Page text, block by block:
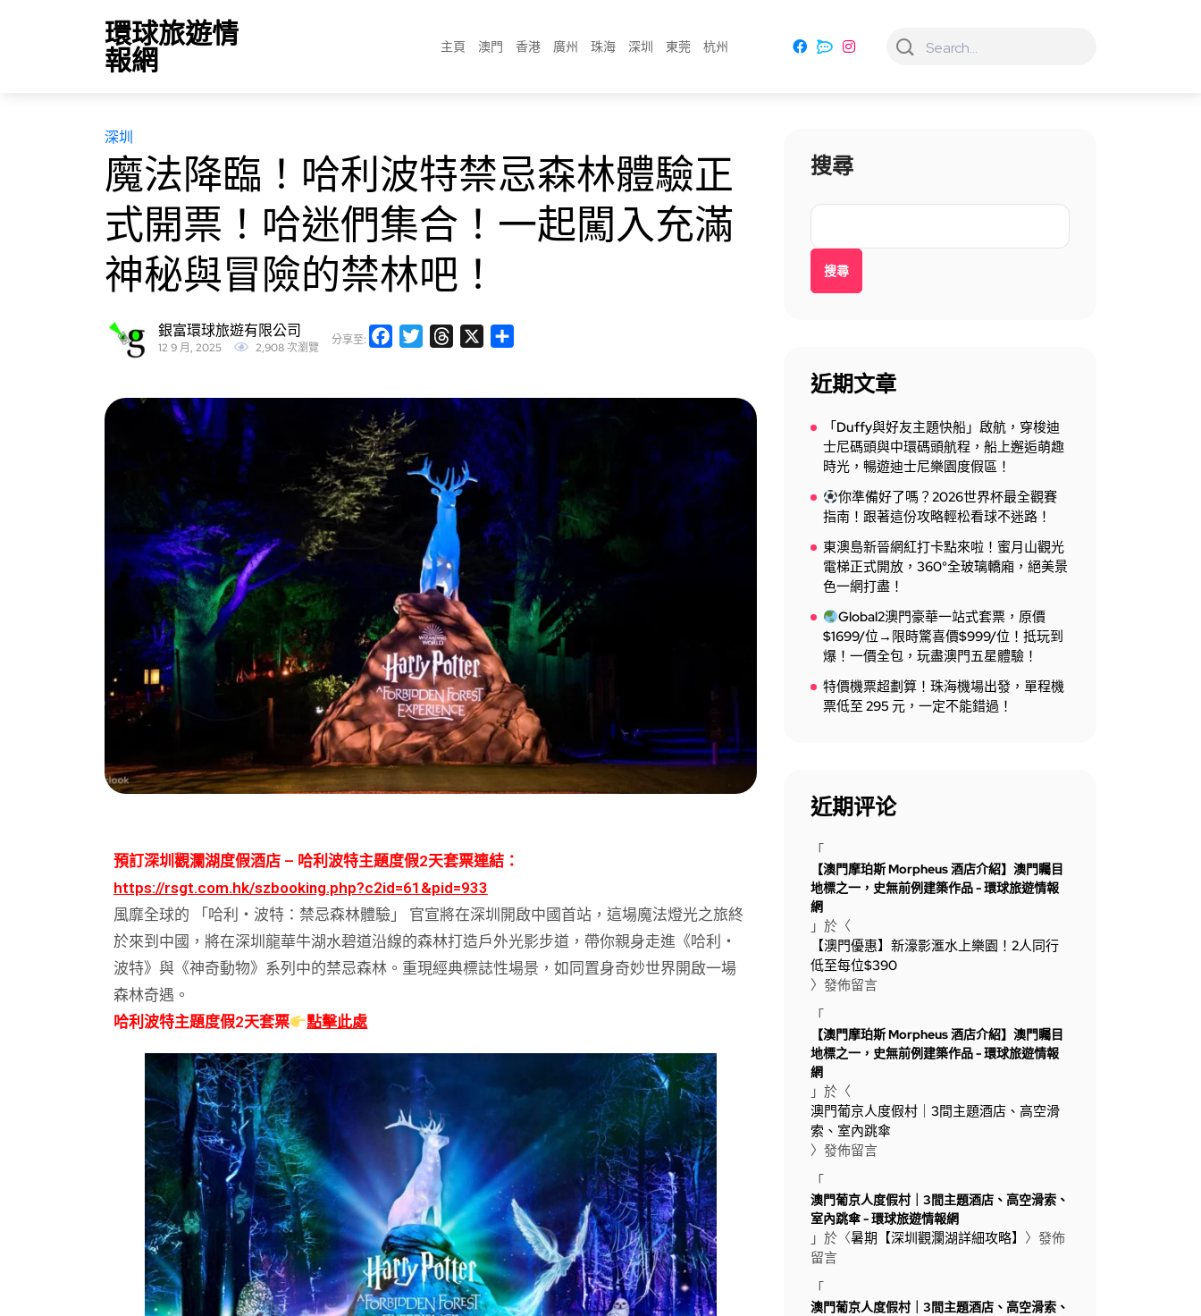
環球旅遊情
報網 主頁 澳門 香港 廣州 珠海 深圳 東莞 杭州
深圳
魔法降臨！哈利波特禁忌森林體驗正
式開票！哈迷們集合！一起闖入充滿
神秘與冒險的禁林吧！
銀富環球旅遊有限公司
12 9 月, 2025 2,908 次瀏覽
分享至: FacebookTwitterThreads
預訂深圳觀瀾湖度假酒店 – 哈利波特主題度假2天套票連結：
https://rsgt.com.hk/szbooking.php?c2id=61&pid=933
風靡全球的 「哈利・波特：禁忌森林體驗」 官宣將在深圳開啟中國首站，這場魔法燈光之旅終
於來到中國，將在深圳龍華牛湖水碧道沿線的森林打造戶外光影步道，帶你親身走進《哈利・
波特》與《神奇動物》系列中的禁忌森林。重現經典標誌性場景，如同置身奇妙世界開啟一場
森林奇遇。
哈利波特主題度假2天套票
點擊此處
搜尋
搜尋
近期文章
「Duffy與好友主題快船」啟航，穿梭迪
士尼碼頭與中環碼頭航程，船上邂逅萌趣
時光，暢遊迪士尼樂園度假區！
你準備好了嗎？2026世界杯最全觀賽
指南！跟著這份攻略輕松看球不迷路！
東澳島新晉網紅打卡點來啦！蜜月山觀光
電梯正式開放，360°全玻璃轎廂，絕美景
色一網打盡！
Global2澳門豪華一站式套票，原價
$1699/位→限時驚喜價$999/位！抵玩到
爆！一價全包，玩盡澳門五星體驗！
特價機票超劃算！珠海機場出發，單程機
票低至 295 元，一定不能錯過！
近期评论
「
【澳門摩珀斯 Morpheus 酒店介紹】澳門矚目
地標之一，史無前例建築作品 - 環球旅遊情報
網
」於〈
【澳門優惠】新濠影滙水上樂園！2人同行
低至每位$390
〉發佈留言
「
【澳門摩珀斯 Morpheus 酒店介紹】澳門矚目
地標之一，史無前例建築作品 - 環球旅遊情報
網
」於〈
澳門葡京人度假村｜3間主題酒店、高空滑
索、室內跳傘
〉發佈留言
「
澳門葡京人度假村｜3間主題酒店、高空滑索、
室內跳傘 - 環球旅遊情報網
」於〈暑期【深圳觀瀾湖詳細攻略】 〉發佈
留言
「
澳門葡京人度假村｜3間主題酒店、高空滑索、